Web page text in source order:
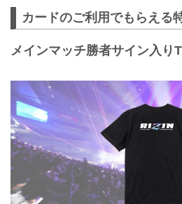
カードのご利用でもらえる
メインマッチ勝者サイン入り